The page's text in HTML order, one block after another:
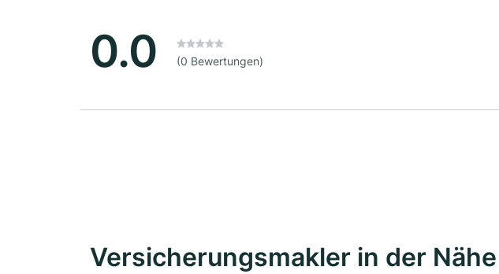
0.0 (0 Bewertungen)
Versicherungsmakler in der Nähe